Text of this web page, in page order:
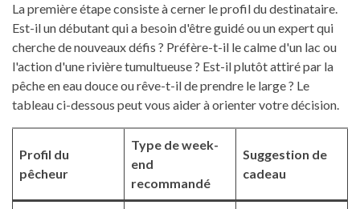
La première étape consiste à cerner le profil du destinataire.
Est-il un débutant qui a besoin d'être guidé ou un expert qui
cherche de nouveaux défis ? Préfère-t-il le calme d'un lac ou
l'action d'une rivière tumultueuse ? Est-il plutôt attiré par la
pêche en eau douce ou rêve-t-il de prendre le large ? Le
tableau ci-dessous peut vous aider à orienter votre décision.
Profil du
pêcheur
Type de week-
end
recommandé
Suggestion de
cadeau